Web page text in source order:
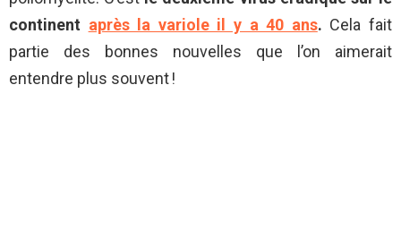
continent après la variole il y a 40 ans. Cela fait
partie des bonnes nouvelles que l’on aimerait
entendre plus souvent !